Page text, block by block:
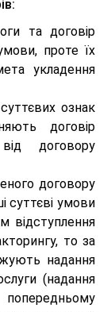
та договір
проте їх
укладення
ознак
договір
договору
договору
суттєві умови
відступлення
то за
надання
(надання